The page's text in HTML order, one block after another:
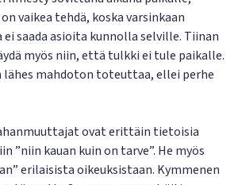
vaikea tehdä, koska varsinkaan
saada asioita kunnolla selville. Tiinan
myös niin, että tulkki ei tule paikalle.
mahdoton toteuttaa, ellei perhe
ovat erittäin tietoisia
”niin kauan kuin on tarve”. He myös
erilaisista oikeuksistaan. Kymmenen